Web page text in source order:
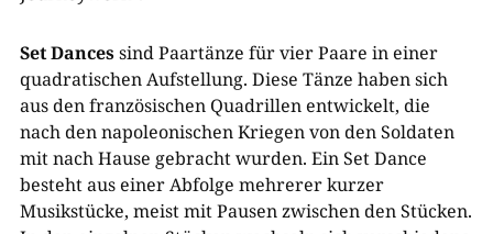
Set Dancessind Paartänze für vier Paare in einer
quadratischen Aufstellung. Diese Tänze haben sich
aus den französischen Quadrillen entwickelt, die
nach den napoleonischen Kriegen von den Soldaten
mit nach Hause gebracht wurden. Ein Set Dance
besteht aus einer Abfolge mehrerer kurzer
Musikstücke, meist mit Pausen zwischen den Stücken.